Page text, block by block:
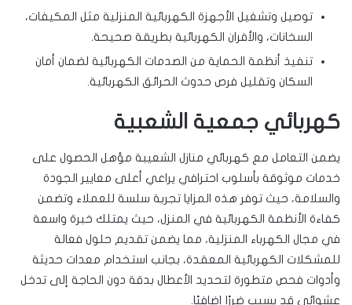
توصيل وتشغيل الأجهزة الكهربائية المنزلية مثل المكيفات،
السخانات، والأفران الكهربائية بطريقة صحيحة.
تنفيذ أنظمة الحماية من الصدمات الكهربائية لضمان أمان
السكان وتقليل فرص حدوث الحرائق الكهربائية.
كهربائي جمعية الشعبية
يضمن التعامل مع كهربائي منازل الشعيبة مؤهل الحصول على
خدمات موثوقة بأسلوب احترافي يراعي أعلى معايير الجودة
والسلامة، حيث توفر هذه المزايا تجربة سلسة للعملاء وتضمن
كفاءة الأنظمة الكهربائية في المنزل، حيث يمتلك خبرة واسعة
في مجال الكهرباء المنزلية، مما يضمن تقديم حلول فعالة
للمشكلات الكهربائية المعقدة، بجانب استخدام معدات حديثة
وأدوات فحص متطورة لتحديد الأعطال بدقة دون الحاجة إلى تدخل
عشوائي قد يسبب ضررًا إضافيًا.